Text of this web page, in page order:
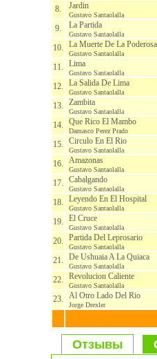
8.
Jardin
Gustavo Santaolalla
9.
La Partida
Gustavo Santaolalla
10.
La Muerte De La Poderosa
Gustavo Santaolalla
11.
Lima
Gustavo Santaolalla
12.
La Salida De Lima
Gustavo Santaolalla
13.
Zambita
Gustavo Santaolalla
14.
Que Rico El Mambo
Damasco Perez Prado
15.
Circulo En El Rio
Gustavo Santaolalla
16.
Amazonas
Gustavo Santaolalla
17.
Cabalgando
Gustavo Santaolalla
18.
Leyendo En El Hospital
Gustavo Santaolalla
19.
El Cruce
Gustavo Santaolalla
20.
Partida Del Leprosario
Gustavo Santaolalla
21.
De Ushuaia A La Quiaca
Gustavo Santaolalla
22.
Revolucion Caliente
Gustavo Santaolalla
23.
Al Otro Lado Del Rio
Jorge Drexler
Отзывы